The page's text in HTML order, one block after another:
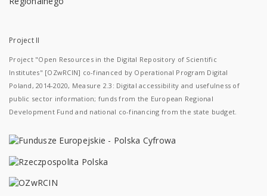
Project II
Project "Open Resources in the Digital Repository of Scientific
Institutes" [OZwRCIN] co-financed by Operational Program Digital
Poland, 2014-2020, Measure 2.3: Digital accessibility and usefulness of
public sector information; funds from the European Regional
Development Fund and national co-financing from the state budget.